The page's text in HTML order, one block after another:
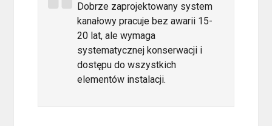
Dobrze zaprojektowany system
kanałowy pracuje bez awarii 15-
20 lat, ale wymaga
systematycznej konserwacji i
dostępu do wszystkich
elementów instalacji.